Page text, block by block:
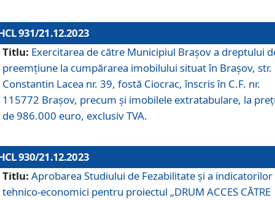
931/21.12.2023
Titlu: Exercitarea de către Municipiul Brașov a dreptului
preemțiune la cumpărarea imobilului situat în Brașov, str.
Constantin Lacea nr. 39, fostă Ciocrac, înscris în C.F. nr.
115772 Brașov, precum și imobilele extratabulare, la
de 986.000 euro, exclusiv TVA.
930/21.12.2023
Titlu: Aprobarea Studiului de Fezabilitate și a indicatorilor
tehnico-economici pentru proiectul „DRUM ACCES CĂTRE